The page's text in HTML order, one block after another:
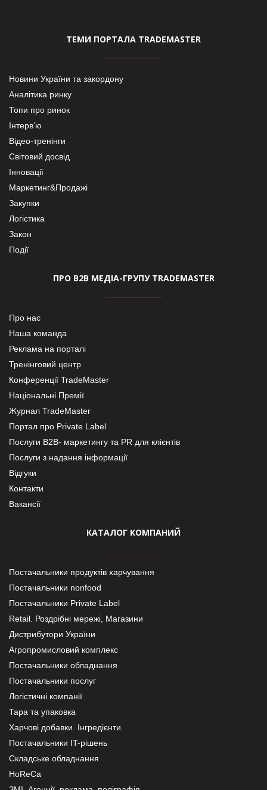
ТЕМИ ПОРТАЛА TRADEMASTER
Новини України та закордону
Аналітика ринку
Топи про ринок
Інтерв’ю
Відео-тренінги
Світовий досвід
Інновації
Маркетинг&Продажі
Закупки
Логістика
Закон
Події
ПРО В2В МЕДІА-ГРУПУ TRADEMASTER
Про нас
Наша команда
Реклама на порталі
Тренінговий центр
Конференції TradeMaster
Національні Премії
Журнал TradeMaster
Портал про Private Label
Послуги В2В- маркетингу та PR для клієнтів
Послуги з надання інформації
Відгуки
Контакти
Вакансії
КАТАЛОГ КОМПАНИЙ
Постачальники продуктів харчування
Постачальники nonfood
Постачальники Private Label
Retail. Роздрібні мережі, Магазини
Дистрибутори України
Агропромисловий комплекс
Постачальники обладнання
Постачальники послуг
Логістичні компанії
Тара та упаковка
Харчові добавки. Інгредієнти.
Постачальники IT-рішень
Складське обладнання
HoReCa